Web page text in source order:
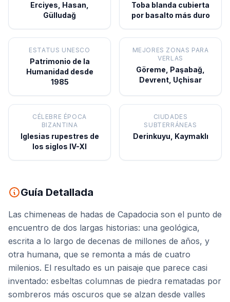
Erciyes, Hasan,
Gülludağ
Toba blanda cubierta
por basalto más duro
ESTATUS UNESCO
Patrimonio de la
Humanidad desde
1985
MEJORES ZONAS PARA
VERLAS
Göreme, Paşabağ,
Devrent, Uçhisar
CÉLEBRE ÉPOCA
BIZANTINA
Iglesias rupestres de
los siglos IV-XI
CIUDADES
SUBTERRÁNEAS
Derinkuyu, Kaymaklı
Guía Detallada
Las chimeneas de hadas de Capadocia son el punto de
encuentro de dos largas historias: una geológica,
escrita a lo largo de decenas de millones de años, y
otra humana, que se remonta a más de cuatro
milenios. El resultado es un paisaje que parece casi
inventado: esbeltas columnas de piedra rematadas por
sombreros más oscuros que se alzan desde valles